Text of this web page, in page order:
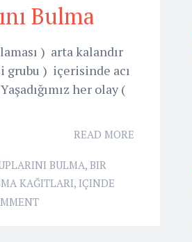
Bulma
) arta kalandır
grubu ) içerisinde acı
her olay (
READ MORE
BULMA, BIR
KAĞITLARI, IÇINDE